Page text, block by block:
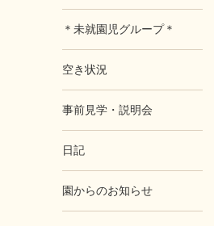
＊未就園児グループ＊
空き状況
事前見学・説明会
日記
園からのお知らせ